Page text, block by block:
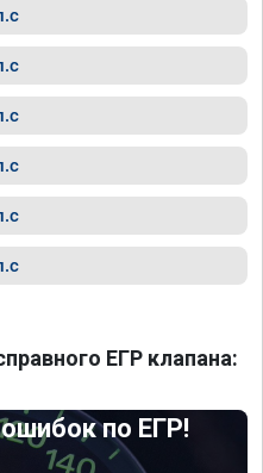
ЕГР клапана:
по ЕГР!